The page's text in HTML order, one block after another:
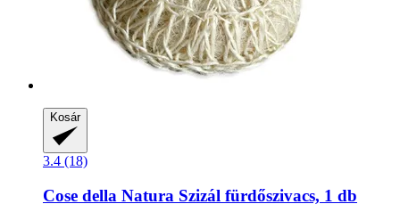
Kosár
3.4 (18)
Cose della Natura Szizál fürdőszivacs, 1 db